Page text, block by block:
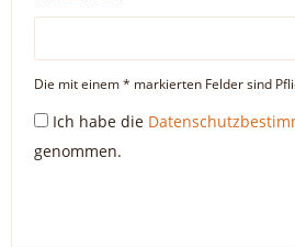
Die mit einem * markierten Felder sind
Ich habe die
genommen.